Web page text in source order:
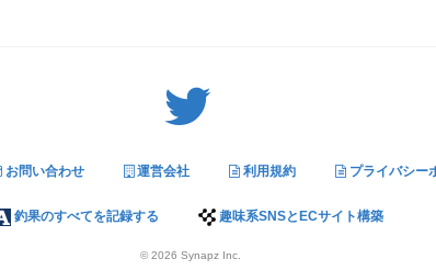
お問い合わせ 運営会社 利用規約 プライバシー
釣果のすべてを記録する 趣味系SNSとECサイト構築
© 2026 Synapz Inc.